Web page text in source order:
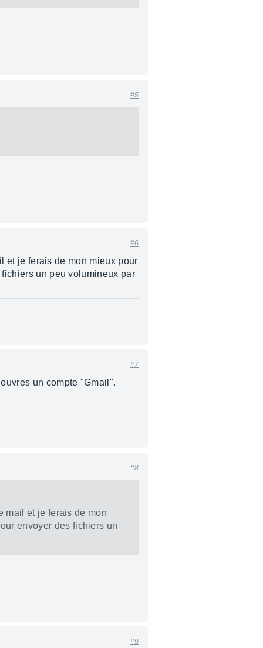
#5
#6
et je ferais de mon mieux pour
un peu volumineux par
#7
un compte "Gmail".
#8
mail et je ferais de mon
envoyer des fichiers un
#9